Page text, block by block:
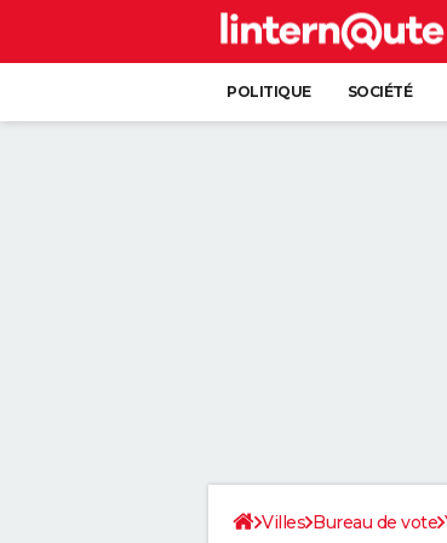
POLITIQUE SOCIÉTÉ
Villes Bureau de vote